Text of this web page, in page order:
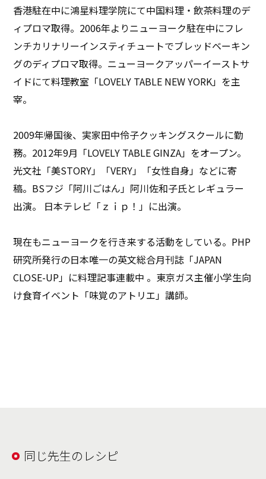
香港駐在中に鴻星料理学院にて中国料理・飲茶料理のデ
ィプロマ取得。2006年よりニューヨーク駐在中にフレ
ンチカリナリーインスティチュートでブレッドベーキン
グのディプロマ取得。ニューヨークアッパーイーストサ
イドにて料理教室「LOVELY TABLE NEW YORK」を主
宰。
2009年帰国後、実家田中伶子クッキングスクールに勤
務。2012年9月「LOVELY TABLE GINZA」をオープン。
光文社「美STORY」「VERY」「女性自身」などに寄
稿。BSフジ「阿川ごはん」阿川佐和子氏とレギュラー
出演。 日本テレビ「ｚｉｐ！」に出演。
現在もニューヨークを行き来する活動をしている。PHP
研究所発行の日本唯一の英文総合月刊誌「JAPAN
CLOSE-UP」に料理記事連載中 。東京ガス主催小学生向
け食育イベント「味覚のアトリエ」講師。
同じ先生のレシピ